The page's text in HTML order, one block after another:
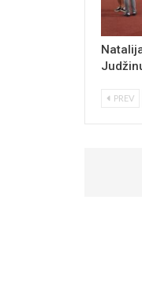
PREV